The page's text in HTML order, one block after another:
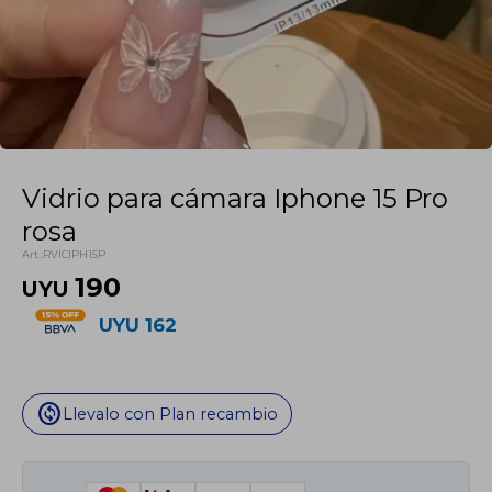
Vidrio para cámara Iphone 15 Pro
rosa
RVICIPH15P
UYU 190
UYU 162
change_circle Llevalo con Plan recambio